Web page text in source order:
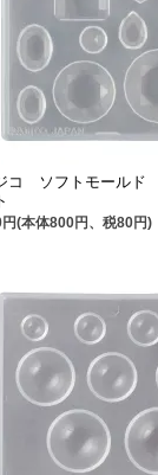
コ ソフトモールド
(本体800円、税80円)